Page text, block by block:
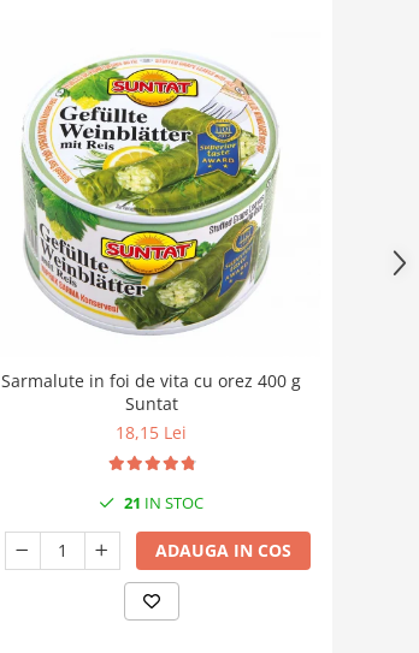
Sarmalute in foi de vita cu orez 400 g
Suntat
18,15 Lei
21 IN STOC
ADAUGA IN COS